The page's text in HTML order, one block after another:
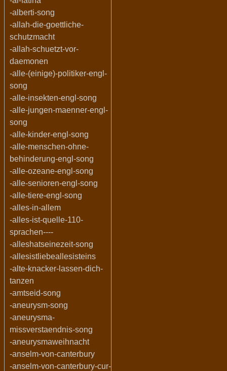
-alberti-song
-allah-die-goettliche-
schutzmacht
-allah-schuetzt-vor-
daemonen
-alle-(einige)-politiker-engl-
song
-alle-insekten-engl-song
-alle-jungen-maenner-engl-
song
-alle-kinder-engl-song
-alle-menschen-ohne-
behinderung-engl-song
-alle-ozeane-engl-song
-alle-senioren-engl-song
-alle-tiere-engl-song
-alles-in-allem
-alles-ist-quelle-110-
sprachen----
-alleshatseinezeit-song
-allesistliebeallesisteins
-alte-knacker-lassen-dich-
tanzen
-amtseid-song
-aneurysm-song
-aneurysma-
missverstaendnis-song
-aneurysmaweihnacht
-anselm-von-canterbury
-anselm-von-canterbury-cur-